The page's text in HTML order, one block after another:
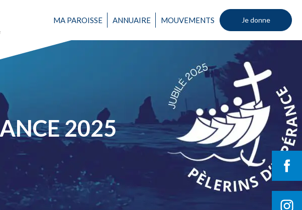
MA PAROISSE ANNUAIRE MOUVEMENTS Je donne
2025